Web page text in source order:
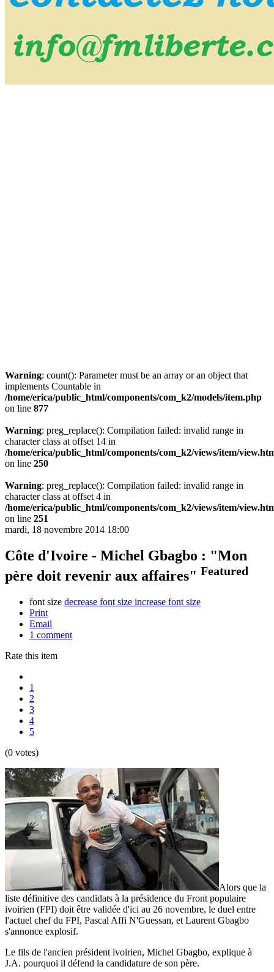
Warning: count(): Parameter must be an array or an object that
implements Countable in
/home/erica/public_html/components/com_k2/models/item.php
on line 877
Warning: preg_replace(): Compilation failed: invalid range in
character class at offset 14 in
/home/erica/public_html/components/com_k2/views/item/
on line 250
Warning: preg_replace(): Compilation failed: invalid range in
character class at offset 4 in
/home/erica/public_html/components/com_k2/views/item/
on line 251
mardi, 18 novembre 2014 18:00
Côte d'Ivoire - Michel Gbagbo : "Mon
père doit revenir aux affaires" Featured
font size decrease font size increase font size
Print
Email
1 comment
Rate this item
1
2
3
4
5
(0 votes)
Alors que la
liste définitive des candidats à la présidence du Front populaire
ivoirien (FPI) doit être validée d'ici au 26 novembre, le duel entre
l'actuel chef du FPI, Pascal Affi N'Guessan, et Laurent Gbagbo
s'annonce explosif.
Le fils de l'ancien président ivoirien, Michel Gbagbo, explique à
J.A. pourquoi il défend la candidature de son père.